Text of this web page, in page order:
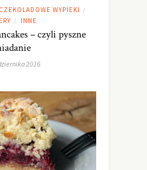
CZEKOLADOWE WYPIEKI /
/ INNE
– czyli pyszne
2016